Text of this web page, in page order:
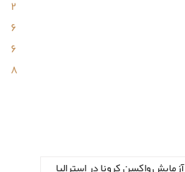
۲
۶
۶
۸
آزمایش واکسن کرونا در استرالیا